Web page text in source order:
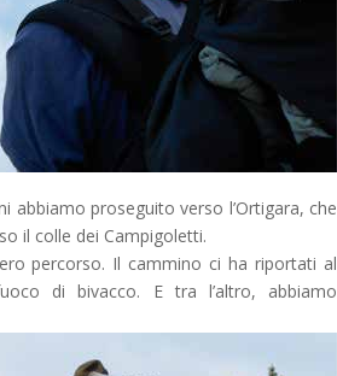
abbiamo proseguito verso l’Ortigara, che
il colle dei Campigoletti.
percorso. Il cammino ci ha riportati al
di bivacco. E tra l’altro, abbiamo